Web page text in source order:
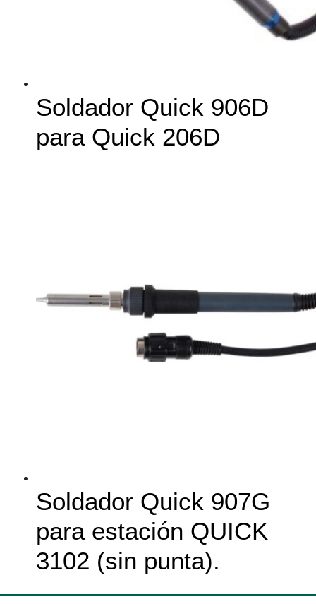
Soldador Quick 906D
para Quick 206D
Soldador Quick 907G
para estación QUICK
3102 (sin punta).